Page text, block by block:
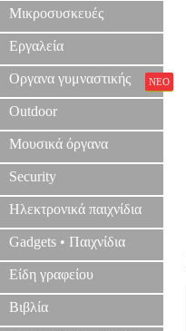
Μικροσυσκευές
Εργαλεία
Οργανα γυμναστικής ΝΕΟ
Outdoor
Μουσικά όργανα
Security
Ηλεκτρονικά παιχνίδια
Gadgets • Παιχνίδια
Είδη γραφείου
Βιβλία